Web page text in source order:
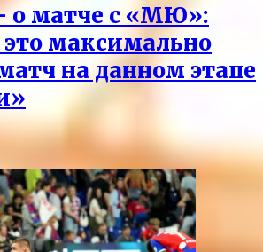
о матче с «МЮ»:
максимально
на данном этапе